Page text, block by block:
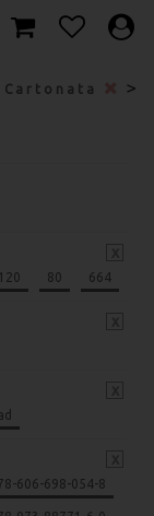
Cartonata >
120 80 664
606-698-054-8